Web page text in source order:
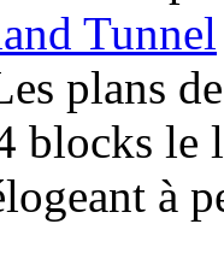
Tunnel
plans
blocks le
à